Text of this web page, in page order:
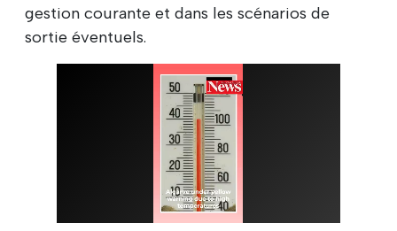
gestion courante et dans les scénarios de
sortie éventuels.